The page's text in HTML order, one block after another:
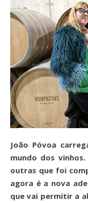
João Póvoa carrega consigo um legado familiar no
mundo dos
outras que foi
agora é a nova
que vai permitir a